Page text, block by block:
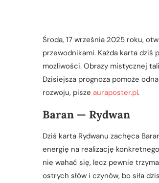
Środa, 17 września 2025 roku,
przewodnikami. Każda karta
możliwości. Obrazy mistycznej
Dzisiejsza prognoza pomoże
rozwoju, pisze auraposter.pl.
Baran — Rydwan
Dziś karta Rydwanu zachęca
energię na realizację
nie wahać się, lecz pewnie
ostrych słów i czynów, bo siła